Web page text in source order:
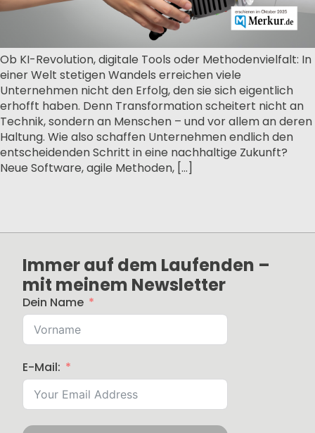
Ob KI-Revolution, digitale Tools oder Methodenvielfalt: In
einer Welt stetigen Wandels erreichen viele
Unternehmen nicht den Erfolg, den sie sich eigentlich
erhofft haben. Denn Transformation scheitert nicht an
Technik, sondern an Menschen – und vor allem an deren
Haltung. Wie also schaffen Unternehmen endlich den
entscheidenden Schritt in eine nachhaltige Zukunft?
Neue Software, agile Methoden, […]
Immer auf dem Laufenden –
mit meinem Newsletter
Dein Name
E-Mail: